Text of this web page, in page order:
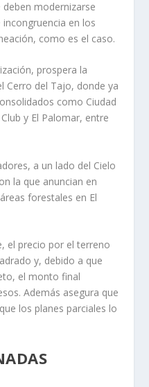
modernizarse
en los
como es el caso.
prospera la
Cerro del Tajo, donde ya
como Ciudad
y El Palomar, entre
a un lado del Cielo
la que anuncian en
forestales en El
el precio por el terreno
y, debido a que
el monto final
Además asegura que
los planes parciales lo